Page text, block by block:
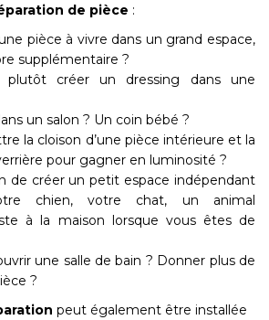
de pièce :
pièce à vivre dans un grand espace,
supplémentaire ?
plutôt créer un dressing dans une
un salon ? Un coin bébé ?
la cloison d’une pièce intérieure et la
pour gagner en luminosité ?
de créer un petit espace indépendant
chien, votre chat, un animal
à la maison lorsque vous êtes de
une salle de bain ? Donner plus de
?
peut également être installée